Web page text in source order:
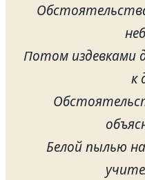
Потом издевками
к
Белой пылью